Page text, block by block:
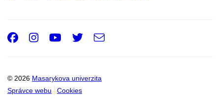
© 2026 Masarykova univerzita
Správce webu
Cookies
Facebook
Instagram
Youtube
Twitter
e-